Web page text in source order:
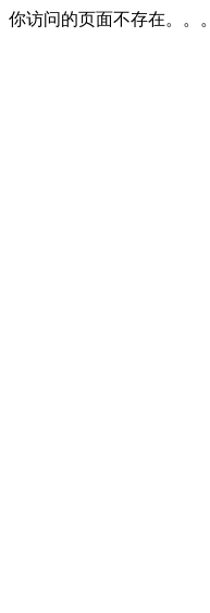
你访问的页面不存在。。